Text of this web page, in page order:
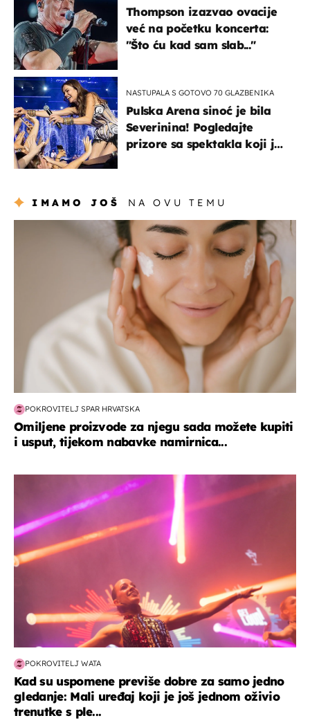
Thompson izazvao ovacije
već na početku koncerta:
"Što ću kad sam slab..."
NASTUPALA S GOTOVO 70 GLAZBENIKA
Pulska Arena sinoć je bila
Severinina! Pogledajte
prizore sa spektakla koji je
IMAMO JOŠ NA OVU TEMU
moda & ljepota
POKROVITELJ SPAR HRVATSKA
Omiljene proizvode za njegu sada možete kupiti
i usput, tijekom nabavke namirnica...
POKROVITELJ WATA
Kad su uspomene previše dobre za samo jedno
gledanje: Mali uređaj koji je još jednom oživio
trenutke s ple...